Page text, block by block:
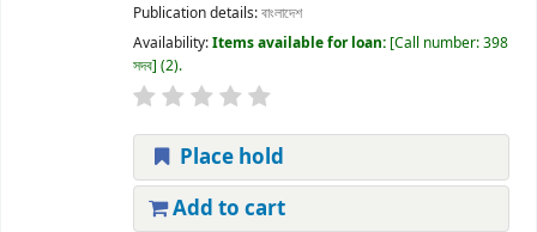
Publication details:বাংলাদেশ
Availability:Items available for loan: Call number:398
সদব (2).
Place hold
Add to cart